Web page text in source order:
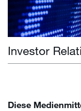
Investor
Diese